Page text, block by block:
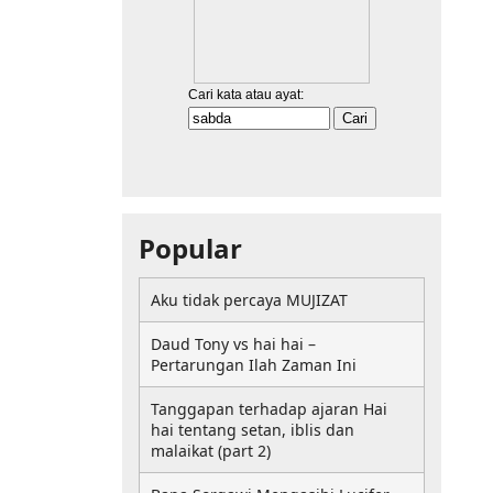
Popular
Aku tidak percaya MUJIZAT
Daud Tony vs hai hai –
Pertarungan Ilah Zaman Ini
Tanggapan terhadap ajaran Hai
hai tentang setan, iblis dan
malaikat (part 2)